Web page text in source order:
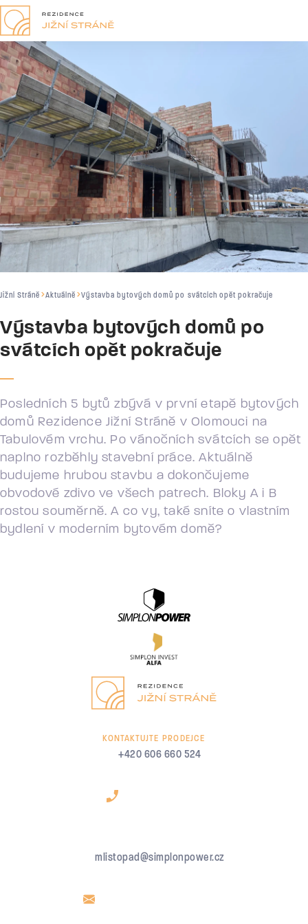
Jižní Stráně Aktuálně Výstavba bytových domů po svátcích opět pokračuje
Výstavba bytových domů po
svátcích opět pokračuje
Posledních 5 bytů zbývá v první etapě bytových
domů Rezidence Jižní Stráně v Olomouci na
Tabulovém vrchu. Po vánočních svátcích se opět
naplno rozběhly stavební práce. Aktuálně
budujeme hrubou stavbu a dokončujeme
obvodové zdivo ve všech patrech. Bloky A i B
rostou souměrně. A co vy, také sníte o vlastním
bydlení v moderním bytovém domě?
KONTAKTUJTE PRODEJCE
+420 606 660 524
mlistopad@simplonpower.cz